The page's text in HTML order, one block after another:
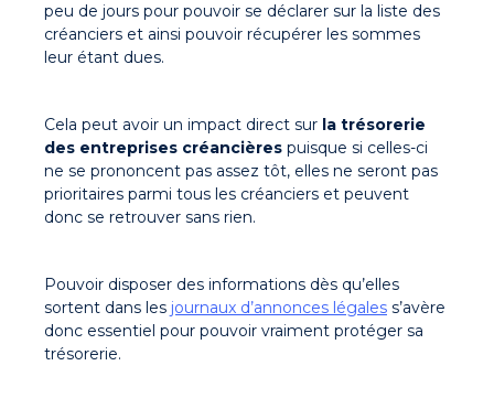
peu de jours pour pouvoir se déclarer sur la liste des
créanciers et ainsi pouvoir récupérer les sommes
leur étant dues.
Cela peut avoir un impact direct sur la trésorerie
des entreprises créancières puisque si celles-ci
ne se prononcent pas assez tôt, elles ne seront pas
prioritaires parmi tous les créanciers et peuvent
donc se retrouver sans rien.
Pouvoir disposer des informations dès qu’elles
sortent dans les journaux d’annonces légales s’avère
donc essentiel pour pouvoir vraiment protéger sa
trésorerie.